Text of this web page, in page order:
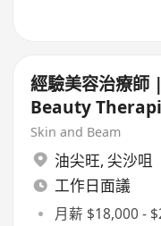
經驗美容治療師
Beauty
Aesthetics
Skin and Beam
油尖旺, 尖沙咀
工作日面議
月薪 $18,000 -